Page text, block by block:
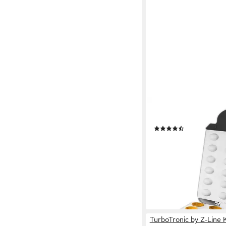
Zaubernussbäcker
lieferbar - in 4-5
TurboTronic by Z-Line